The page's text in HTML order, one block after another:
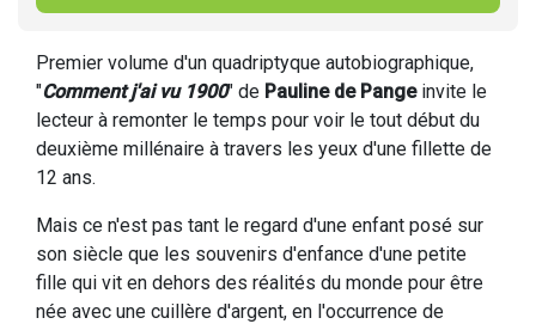
Premier volume d'un quadriptyque autobiographique,
"Comment j'ai vu 1900" de Pauline de Pangeinvite le
lecteur à remonter le temps pour voir le tout début du
deuxième millénaire à travers les yeux d'une fillette de
12 ans.
Mais ce n'est pas tant le regard d'une enfant posé sur
son siècle que les souvenirs d'enfance d'une petite
fille qui vit en dehors des réalités du monde pour être
née avec une cuillère d'argent, en l'occurrence de